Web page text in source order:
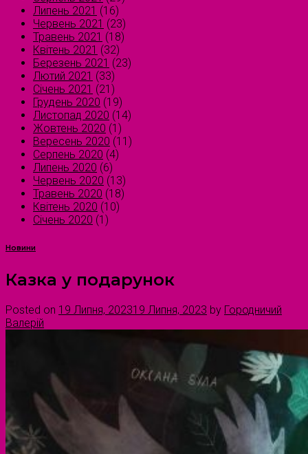
Липень 2021 (16)
Червень 2021 (23)
Травень 2021 (18)
Квітень 2021 (32)
Березень 2021 (23)
Лютий 2021 (33)
Січень 2021 (21)
Грудень 2020 (19)
Листопад 2020 (14)
Жовтень 2020 (1)
Вересень 2020 (11)
Серпень 2020 (4)
Липень 2020 (6)
Червень 2020 (13)
Травень 2020 (18)
Квітень 2020 (10)
Січень 2020 (1)
Новини
Казка у подарунок
Posted on 19 Липня, 202319 Липня, 2023 by Городничий
Валерій